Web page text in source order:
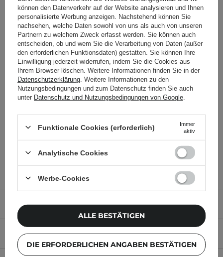
WAHL DER KOSMETOLOGIN
The Ordinary - Natural
Moisturizing Factors + HA
-
Feuchtigkeitsspendende
Gesichtscreme mit
6,95 €
The Ordinary - 100%
Plant-Derived Squalane -
100% Zuckerrohr-Squalan
- 30ml
10,95 €
PRODUKTBESCHREIBUNG
INHALTSSTOFFE
können den Datenverkehr auf der Website analysieren und Ihnen
personalisierte Werbung anzeigen. Nachstehend können Sie
nachsehen, welche Daten sowohl von uns als auch von unseren
Partnern zu welchem Zweck erfasst werden. Sie können auch
entscheiden, ob und wem Sie die Verarbeitung von Daten (außer
den erforderlichen Funktionsdaten) gestatten. Sie können Ihre
Einwilligung jederzeit widerrufen, indem Sie die Cookies aus
Ihrem Browser löschen. Weitere Informationen finden Sie in der
Datenschutzerklärung . Weitere Informationen zu den
Nutzungsbedingungen und zum Datenschutz finden Sie auch
unter Datenschutz und Nutzungsbedingungen von Google
Funktionale Cookies (erforderlich)
Immer
aktiv
Analytische Cookies
Werbe-Cookies
DIE ERFORDERLICHEN ANGABEN BESTÄTIGEN
ALLE BESTÄTIGEN